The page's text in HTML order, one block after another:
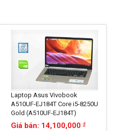
Laptop Asus Vivobook
A510UF-EJ184T Core i5-8250U
Gold (A510UF-EJ184T)
Giá bán: 14,100,000 đ